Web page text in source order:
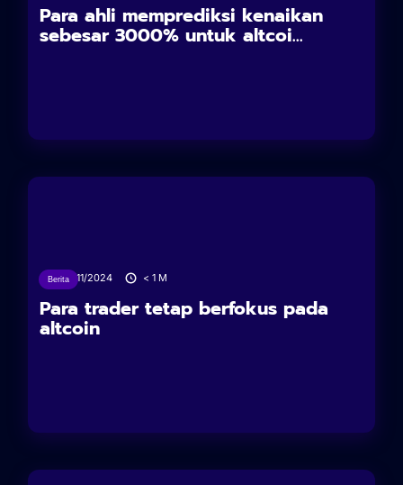
Para ahli memprediksi kenaikan
sebesar 3000% untuk altcoi...
Berita26/11/2024 < 1 M
Para trader tetap berfokus pada
altcoin